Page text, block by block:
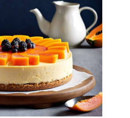
le travail, le camping.
Appuyez simplement sur
le bouton, ouvrez le
couvercle pour révéler
les bonbons les plus
sucrés de la vie. Et le
petit miroir peut
répondre aux besoins
d'urgence. Taille portable
: cette boîte à pilules
rectangulaire est de